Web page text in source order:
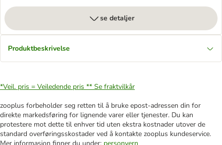
se detaljer
Produktbeskrivelse
*Veil. pris = Veiledende pris ** Se fraktvilkår
zooplus forbeholder seg retten til å bruke epost-adressen din for
direkte markedsføring for lignende varer eller tjenester. Du kan
protestere mot dette til enhver tid uten ekstra kostnader utover de
standard overføringsskostader ved å kontakte zooplus kundeservice.